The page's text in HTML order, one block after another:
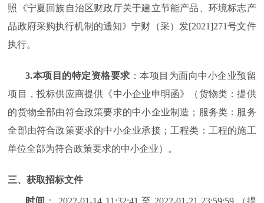
照《宁夏回族自治区财政厅关于建立节能产品、环境标志产
品政府采购执行机制的通知》宁财（采）发[2021]271号文件
执行。
3.本项目的特定资格要求 ：本项目为面向中小企业预留
项目，投标供应商提供《中小企业申明函》（货物类：提供
的货物全部由符合政策要求的中小企业制造；服务类：服务
全部由符合政策要求的中小企业承接；工程类：工程的施工
单位全部为符合政策要求的中小企业）。
三、获取招标文件